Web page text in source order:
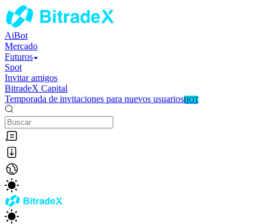
AiBot
Mercado
Futuros
Spot
Invitar amigos
BitradeX Capital
Temporada de invitaciones para nuevos usuariosHOT